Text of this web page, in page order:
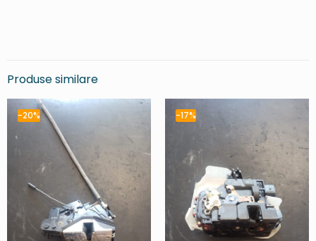
Produse similare
-20% -17%